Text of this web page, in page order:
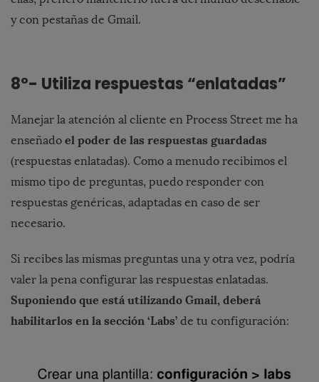
y con pestañas de Gmail.
8º- Utiliza respuestas “enlatadas”
Manejar la atención al cliente en Process Street me ha
enseñado el poder de las respuestas guardadas
(respuestas enlatadas). Como a menudo recibimos el
mismo tipo de preguntas, puedo responder con
respuestas genéricas, adaptadas en caso de ser
necesario.
Si recibes las mismas preguntas una y otra vez, podría
valer la pena configurar las respuestas enlatadas.
Suponiendo que está utilizando Gmail, deberá
habilitarlos en la sección ‘Labs’ de tu configuración: